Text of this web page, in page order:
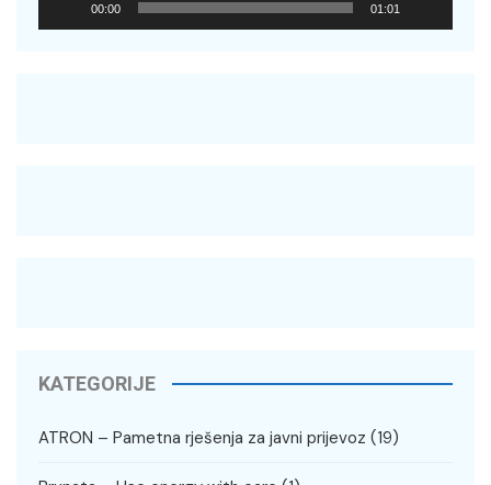
00:00 01:01
KATEGORIJE
ATRON – Pametna rješenja za javni prijevoz (19)